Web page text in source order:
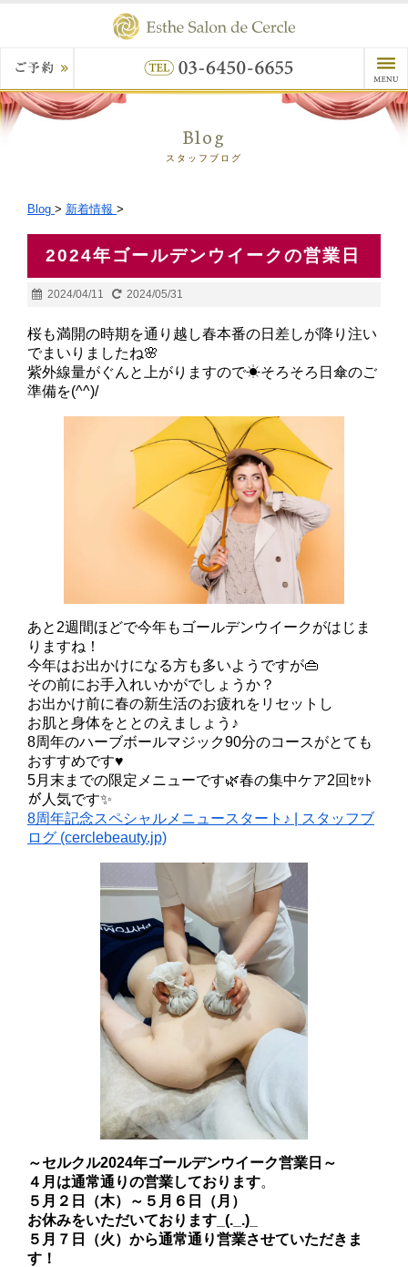
Blog
スタッフブログ
Blog > 新着情報 >
2024年ゴールデンウイークの営業日
2024/04/11 2024/05/31
桜も満開の時期を通り越し春本番の日差しが降り注い
でまいりましたね🌸
紫外線量がぐんと上がりますので☀そろそろ日傘のご
準備を(^^)/
あと2週間ほどで今年もゴールデンウイークがはじま
りますね！
今年はお出かけになる方も多いようですが👜
その前にお手入れいかがでしょうか？
お出かけ前に春の新生活のお疲れをリセットし
お肌と身体をととのえましょう♪
8周年のハーブボールマジック90分のコースがとても
おすすめです♥
5月末までの限定メニューです🌿春の集中ケア2回ｾｯﾄ
が人気です✨
8周年記念スペシャルメニュースタート♪ | スタッフブ
ログ (cerclebeauty.jp):
ー
ル
デ
ン
ウ
イ
ー
営
業
日
～セルクル2024年ゴールデンウイーク営業日～
４月は通常通りの営業しております。
５月２日（木）～５月６日（月）
お休みをいただいております_(._.)_
５月７日（火）から通常通り営業させていただきま
す！